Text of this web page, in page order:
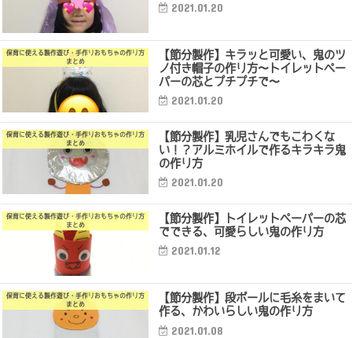
2021.01.20
保育に使える製作遊び・手作りおもちゃの作り方
まとめ
【節分製作】キラッと可愛い、鬼のツ
ノ付き帽子の作り方〜トイレットペー
パーの芯とプチプチで〜
2021.01.20
保育に使える製作遊び・手作りおもちゃの作り方
まとめ
【節分製作】乳児さんでもこわくな
い！？アルミホイルで作るキラキラ鬼
の作り方
2021.01.20
保育に使える製作遊び・手作りおもちゃの作り方
まとめ
【節分製作】トイレットペーパーの芯
でできる、可愛らしい鬼の作り方
2021.01.12
保育に使える製作遊び・手作りおもちゃの作り方
まとめ
【節分製作】段ボールに毛糸をまいて
作る、かわいらしい鬼の作り方
2021.01.08